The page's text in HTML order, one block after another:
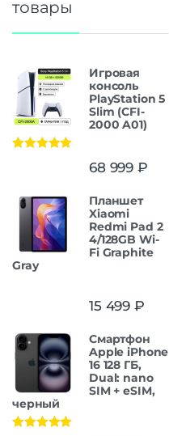
товары
Игровая
консоль
PlayStation 5
Slim (CFI-
2000 A01)
68 999 ₽
Планшет
Xiaomi
Redmi Pad 2
4/128GB Wi-
Fi Graphite
Gray
15 499 ₽
Смартфон
Apple iPhone
16 128 ГБ,
Dual: nano
SIM + eSIM,
черный